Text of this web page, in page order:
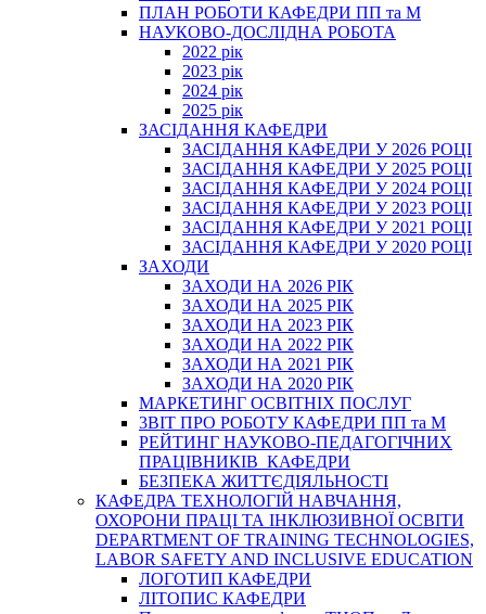
ПЛАН РОБОТИ КАФЕДРИ ПП та М
НАУКОВО-ДОСЛІДНА РОБОТА
2022 рік
2023 рік
2024 рік
2025 рік
ЗАСІДАННЯ КАФЕДРИ
ЗАСІДАННЯ КАФЕДРИ У 2026 РОЦІ
ЗАСІДАННЯ КАФЕДРИ У 2025 РОЦІ
ЗАСІДАННЯ КАФЕДРИ У 2024 РОЦІ
ЗАСІДАННЯ КАФЕДРИ У 2023 РОЦІ
ЗАСІДАННЯ КАФЕДРИ У 2021 РОЦІ
ЗАСІДАННЯ КАФЕДРИ У 2020 РОЦІ
ЗАХОДИ
ЗАХОДИ НА 2026 РІК
ЗАХОДИ НА 2025 РІК
ЗАХОДИ НА 2023 РІК
ЗАХОДИ НА 2022 РІК
ЗАХОДИ НА 2021 РІК
ЗАХОДИ НА 2020 РІК
МАРКЕТИНГ ОСВІТНІХ ПОСЛУГ
3BIT ПРО РОБОТУ КАФЕДРИ ПП та М
РЕЙТИНГ НАУКОВО-ПЕДАГОГІЧНИХ
ПРАЦІВНИКІВ КАФЕДРИ
БЕЗПЕКА ЖИТТЄДІЯЛЬНОСТІ
КАФЕДРА ТЕХНОЛОГІЙ НАВЧАННЯ,
ОХОРОНИ ПРАЦІ ТА ІНКЛЮЗИВНОЇ ОСВІТИ
DEPARTMENT OF TRAINING TECHNOLOGIES,
LABOR SAFETY AND INCLUSIVE EDUCATION
ЛОГОТИП КАФЕДРИ
ЛІТОПИС КАФЕДРИ